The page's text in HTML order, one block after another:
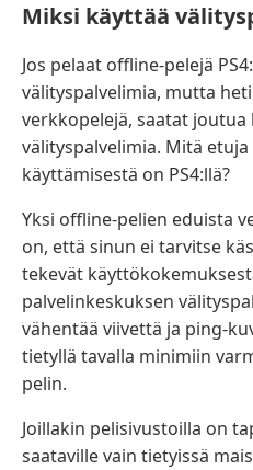
Miksi käyttää
Jos pelaat offline-pelejä
välityspalvelimia, mutta
verkkopelejä, saatat joutua
välityspalvelimia. Mitä
käyttämisestä on PS4:llä?
Yksi ​​offline-pelien eduista
on, että sinun ei tarvitse
tekevät
palvelinkeskuksen
vähentää viivettä ja ping-
tietyllä tavalla minimiin
pelin.
Joillakin pelisivustoilla on
saataville vain tietyissä